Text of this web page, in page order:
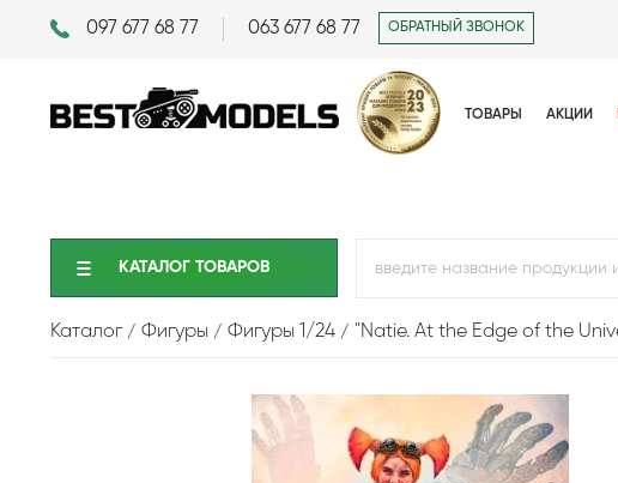
097 677 68 77 063 677 68 77 ОБРАТНЫЙ ЗВОНОК
ТОВАРЫ АКЦИИ
КАТАЛОГ ТОВАРОВ
Каталог Фигуры Фигуры 1/24 "Natie. At the Edge of the